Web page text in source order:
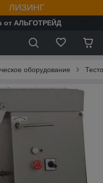
ЛИЗИНГ
от АЛЬГОТРЕЙД
оборудование